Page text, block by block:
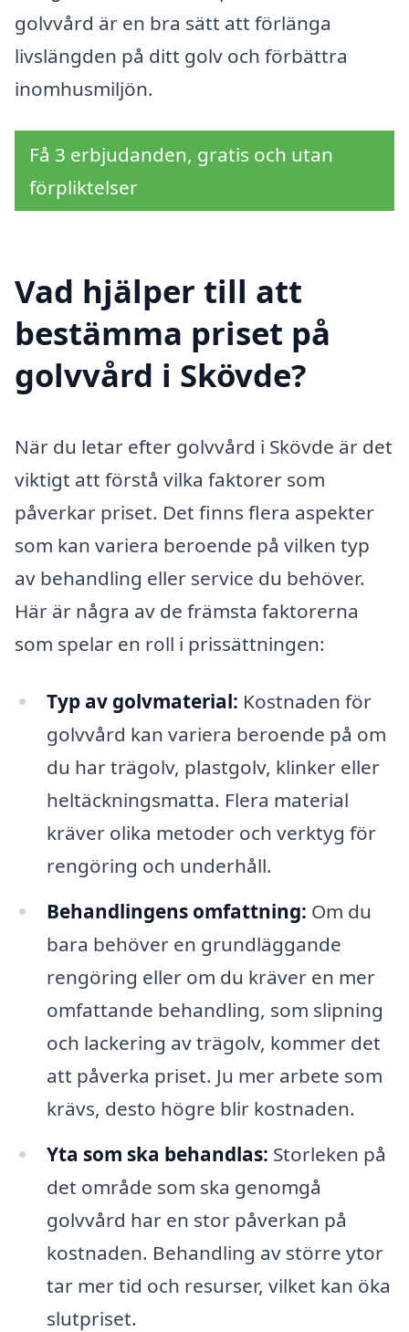
golvvård är en bra sätt att förlänga
livslängden på ditt golv och förbättra
inomhusmiljön.
Få 3 erbjudanden, gratis och utan
förpliktelser
Vad hjälper till att
bestämma priset på
golvvård i Skövde?
När du letar efter golvvård i Skövde är det
viktigt att förstå vilka faktorer som
påverkar priset. Det finns flera aspekter
som kan variera beroende på vilken typ
av behandling eller service du behöver.
Här är några av de främsta faktorerna
som spelar en roll i prissättningen:
Typ av golvmaterial: Kostnaden för
golvvård kan variera beroende på om
du har trägolv, plastgolv, klinker eller
heltäckningsmatta. Flera material
kräver olika metoder och verktyg för
rengöring och underhåll.
Behandlingens omfattning: Om du
bara behöver en grundläggande
rengöring eller om du kräver en mer
omfattande behandling, som slipning
och lackering av trägolv, kommer det
att påverka priset. Ju mer arbete som
krävs, desto högre blir kostnaden.
Yta som ska behandlas: Storleken på
det område som ska genomgå
golvvård har en stor påverkan på
kostnaden. Behandling av större ytor
tar mer tid och resurser, vilket kan öka
slutpriset.